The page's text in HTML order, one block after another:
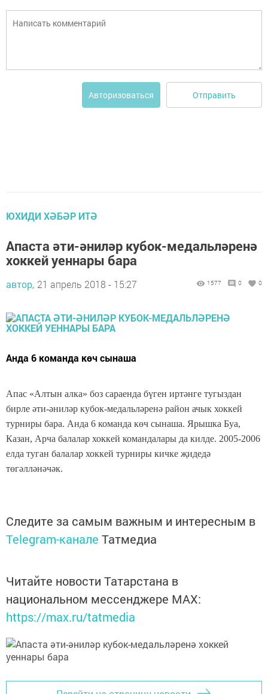
Авторизоваться Отправить
ЮХИДИ ХӘБӘР ИТӘ
Апаста әти-әниләр кубок-медальләренә
хоккей уеннары бара
автор, 21 апрель 2018 - 15:27 1577 0 0
Анда 6 команда көч сынаша
Апас «Алтын алка» боз сараенда бүген иртәнге тугыздан
бирле әти-әниләр кубок-медальләренә район ачык хоккей
турниры бара. Анда 6 команда көч сынаша. Ярышка Буа,
Казан, Арча балалар хоккей командалары да килде. 2005-2006
елда туган балалар хоккей турниры кичке җидедә
төгәлләнәчәк.
Следите за самым важным и интересным в
Telegram-канале Татмедиа
Читайте новости Татарстана в
национальном мессенджере MАХ:
https://max.ru/tatmedia